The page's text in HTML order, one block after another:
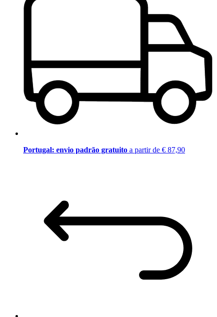
Portugal: envio padrão gratuito a partir de € 87,90